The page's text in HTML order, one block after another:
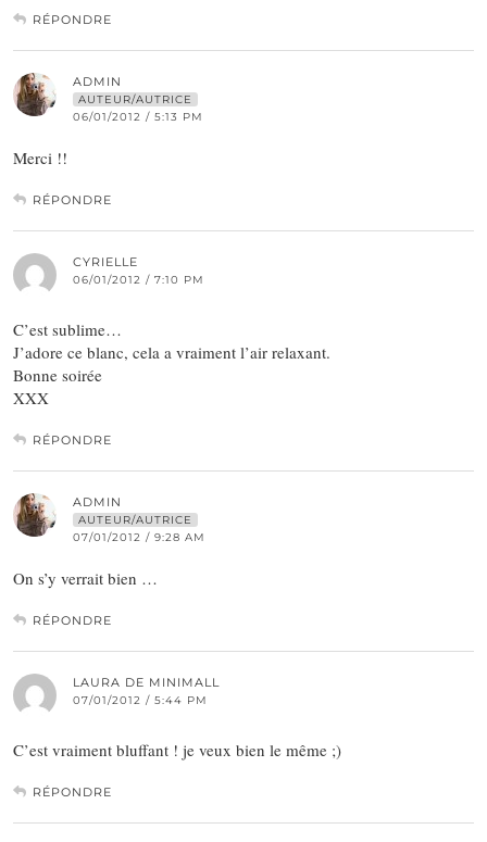
RÉPONDRE
ADMIN
AUTEUR/AUTRICE
06/01/2012 / 5:13 PM
Merci !!
RÉPONDRE
CYRIELLE
06/01/2012 / 7:10 PM
C’est sublime…
J’adore ce blanc, cela a vraiment l’air relaxant.
Bonne soirée
XXX
RÉPONDRE
ADMIN
AUTEUR/AUTRICE
07/01/2012 / 9:28 AM
On s’y verrait bien …
RÉPONDRE
LAURA DE MINIMALL
07/01/2012 / 5:44 PM
C’est vraiment bluffant ! je veux bien le même ;)
RÉPONDRE